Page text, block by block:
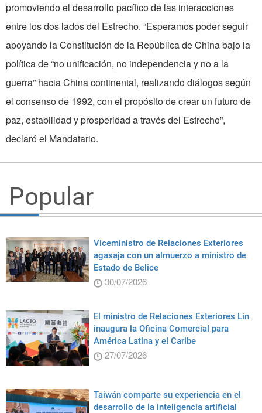
promoviendo el desarrollo pacífico de las interacciones
entre los dos lados del Estrecho. “Esperamos poder seguir
apoyando la Constitución de la República de China bajo la
política de “no unificación, no independencia y no a la
guerra” hacia China continental, realizando diálogos según
el consenso de 1992, con el propósito de crear un futuro de
paz, estabilidad y prosperidad a través del Estrecho”,
declaró el Mandatario.
Popular
Viceministro de Relaciones Exteriores
agasaja con un almuerzo a ministro de
Estado de Belice
30/07/2026
El ministro de Relaciones Exteriores Lin
inaugura la Oficina Comercial para
América Latina y el Caribe
27/07/2026
Taiwán comparte su experiencia en el
desarrollo de la inteligencia artificial